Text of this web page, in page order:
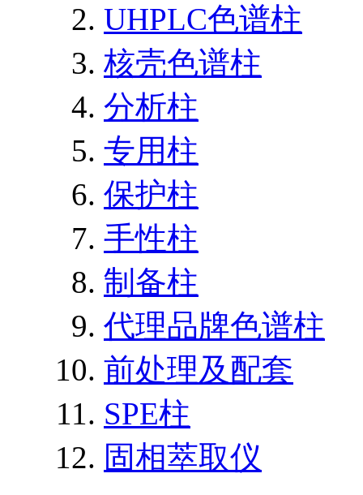
UHPLC色谱柱
核壳色谱柱
分析柱
专用柱
保护柱
手性柱
制备柱
代理品牌色谱柱
前处理及配套
SPE柱
固相萃取仪